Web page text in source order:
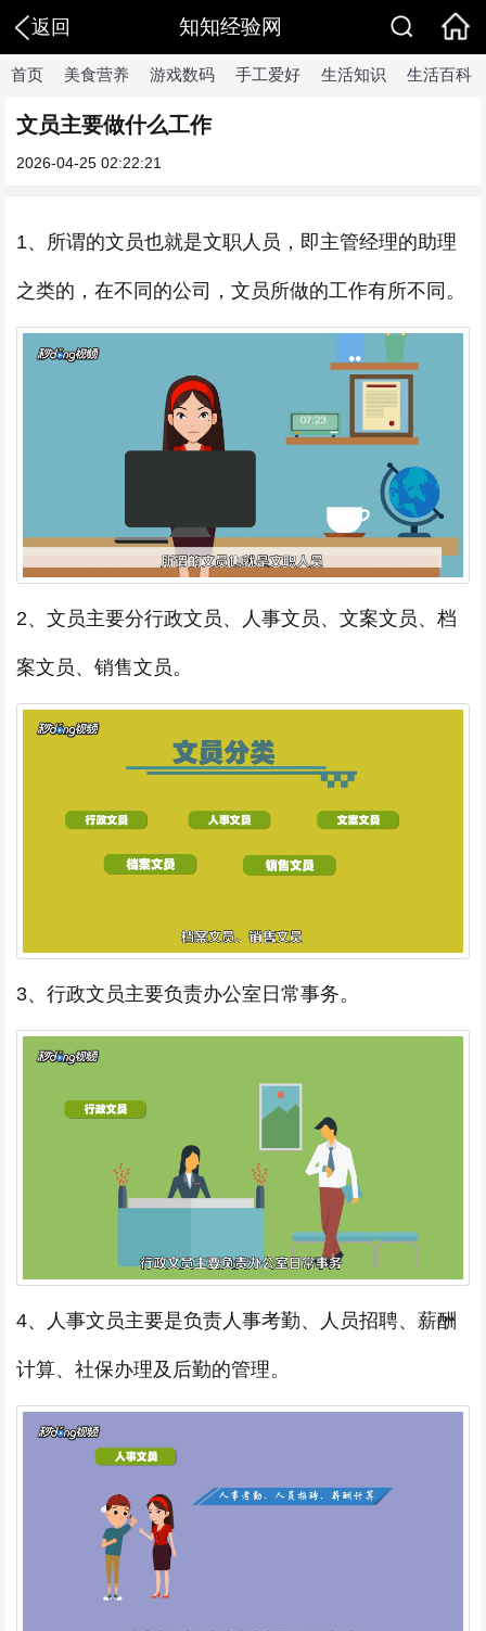
返回 知知经验网
首页 美食营养 游戏数码 手工爱好 生活知识 生活百科
文员主要做什么工作
2026-04-25 02:22:21
1、所谓的文员也就是文职人员，即主管经理的助理
之类的，在不同的公司，文员所做的工作有所不同。
2、文员主要分行政文员、人事文员、文案文员、档
案文员、销售文员。
3、行政文员主要负责办公室日常事务。
4、人事文员主要是负责人事考勤、人员招聘、薪酬
计算、社保办理及后勤的管理。